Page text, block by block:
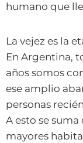
humano que
La vejez es la
En Argentina,
años somos
ese amplio
personas
A esto se
mayores